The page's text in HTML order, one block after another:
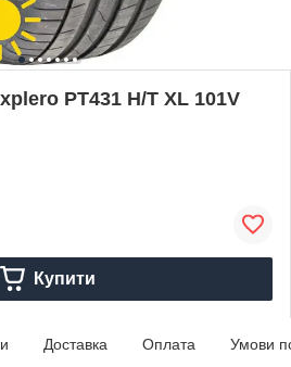
PT431 H/T XL 101V
Купити
Доставка Оплата Умови